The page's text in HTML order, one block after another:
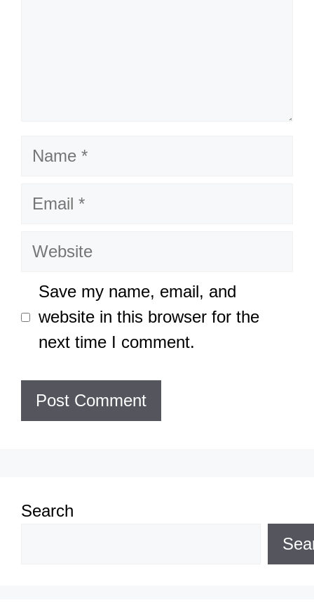
Name
Email
Website
Save my name, email, and
website in this browser for the
next time I comment.
Search